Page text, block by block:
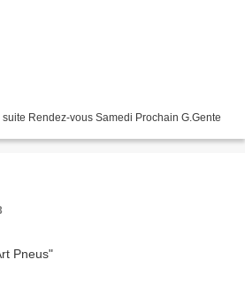
Rendez-vous Samedi Prochain G.Gente